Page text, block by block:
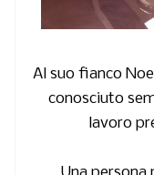
Al suo fianco
conosciuto
lavoro